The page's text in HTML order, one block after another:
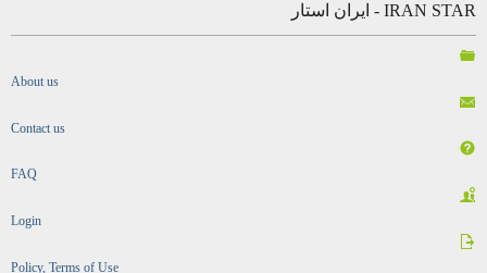
IRAN STAR - ایران استار
About us
Contact us
FAQ
Login
Policy, Terms of Use